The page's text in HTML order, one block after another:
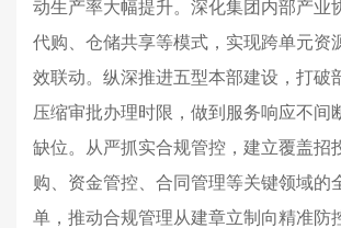
动生产率大幅提升。深化集团内部产业
代购、仓储共享等模式，实现跨单元资
效联动。纵深推进五型本部建设，打破
压缩审批办理时限，做到服务响应不间
缺位。从严抓实合规管控，建立覆盖招
购、资金管控、合同管理等关键领域的
单，推动合规管理从建章立制向精准防